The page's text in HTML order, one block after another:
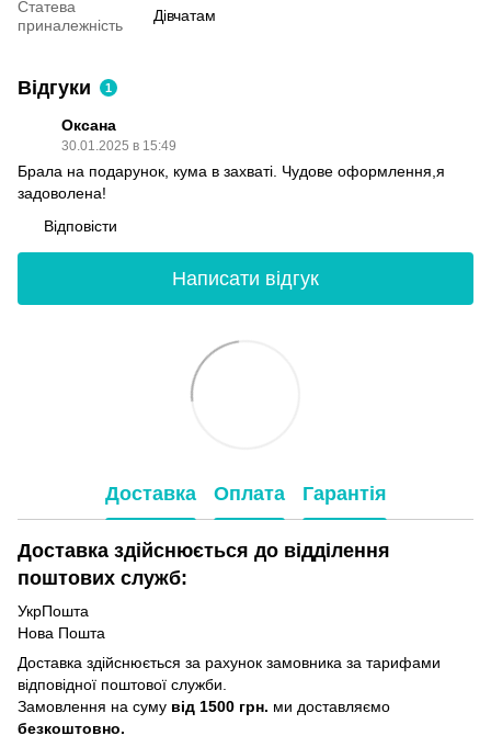
Статева
приналежність
Дівчатам
Відгуки 1
Оксана
30.01.2025 в 15:49
Брала на подарунок, кума в захваті. Чудове оформлення,я
задоволена!
Відповісти
Написати відгук
Доставка Оплата Гарантія
Доставка здійснюється до відділення
поштових служб:
УкрПошта
Нова Пошта
Доставка здійснюється за рахунок замовника за тарифами
відповідної поштової служби.
Замовлення на суму від 1500 грн. ми доставляємо
безкоштовно.